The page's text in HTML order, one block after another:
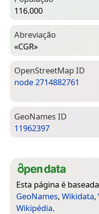
116.000
Abreviação
«CGR»
Open­Street­Map ID
node 2714882761
Geo­Names ID
11962397
Esta página é
GeoNames, Wikidata,
Wikipédia.